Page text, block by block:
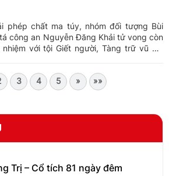
phép chất ma túy, nhóm đối tượng Bùi
công an Nguyễn Đăng Khải tử vong còn
với tội Giết người, Tàng trữ vũ khí
3 4 5 » »»
Trị – Cổ tích 81 ngày đêm